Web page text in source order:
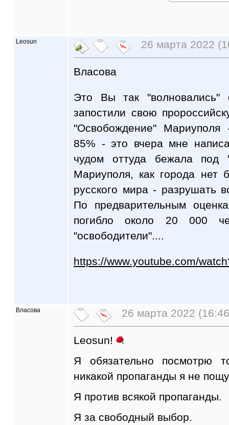
Leosun 26 марта 2022
Власова
Это Вы так "волновались"
запостили свою
"Освобождение"
85% - это вчера мне
чудом оттуда бежала под
Мариуполя, как города
русского мира - разрушать
По предварительным
погибло около 20 000
"освободители"....
https://www.youtube.com/
Власова 26 марта 2022
Leosun!
Я обязательно посмотрю
никакой пропаганды я не
Я против всякой пропаганды.
Я за свободный выбор.